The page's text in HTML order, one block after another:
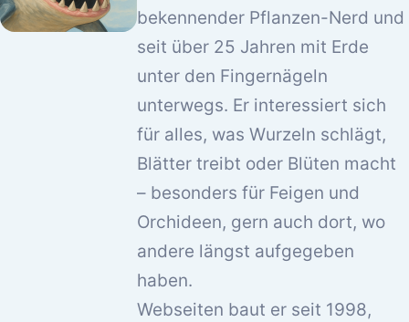
bekennender Pflanzen-Nerd und
seit über 25 Jahren mit Erde
unter den Fingernägeln
unterwegs. Er interessiert sich
für alles, was Wurzeln schlägt,
Blätter treibt oder Blüten macht
– besonders für Feigen und
Orchideen, gern auch dort, wo
andere längst aufgegeben
haben.
Webseiten baut er seit 1998,